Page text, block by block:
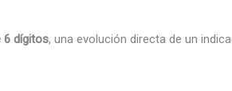
6 dígitos, una evolución directa de un